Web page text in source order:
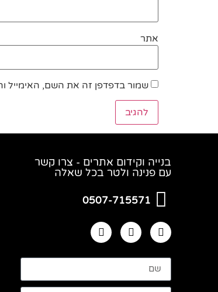
אתר
שמור בדפדפן זה את השם, האימייל
בנייה וקידום אתרים - צרו קשר
עם פנינה ולטר בכל שאלה
0507-715571